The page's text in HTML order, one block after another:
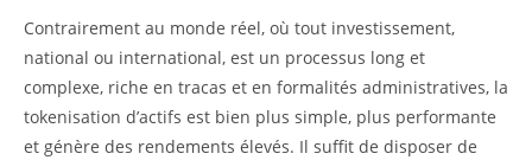
Contrairement au monde réel, où tout investissement,
national ou international, est un processus long et
complexe, riche en tracas et en formalités administratives, la
tokenisation d’actifs est bien plus simple, plus performante
et génère des rendements élevés. Il suffit de disposer de